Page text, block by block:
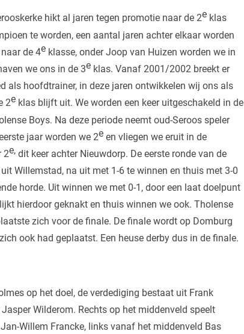
hikt al jaren tegen promotie naar de 2e klas
te worden, een aantal jaren achter elkaar worden
de 4e klasse, onder Joop van Huizen worden we in
we ons in de 3e klas. Vanaf 2001/2002 breekt er
als hoofdtrainer, in deze jaren ontwikkelen wij ons als
2e klas blijft uit. We worden een keer uitgeschakeld in de
Boys. Na deze periode neemt oud-Seroos speler
jaar worden we 2e en vliegen we eruit in de
2e, dit keer achter Nieuwdorp. De eerste ronde van de
Willemstad, na uit met 1-6 te winnen en thuis met 3-0
horde. Uit winnen we met 0-1, door een laat doelpunt
hierdoor geknakt en thuis winnen we ook. Tholense
zich voor de finale. De finale wordt op Domburg
ook had geplaatst. Een heuse derby dus in de finale.
op het doel, de verdediging bestaat uit Frank
Wilderom. Rechts op het middenveld speelt
Willem Francke, links vanaf het middenveld Bas